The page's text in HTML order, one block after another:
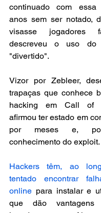
continuado com
anos sem ser notado,
visasse jogadores
descreveu o uso do
"divertido".
Vizor por Zebleer,
trapaças que conhece
hacking em Call of
afirmou ter estado em
por meses e,
conhecimento do exploit.
Hackers têm, ao
tentado encontrar
online para instalar e
que dão vantagens